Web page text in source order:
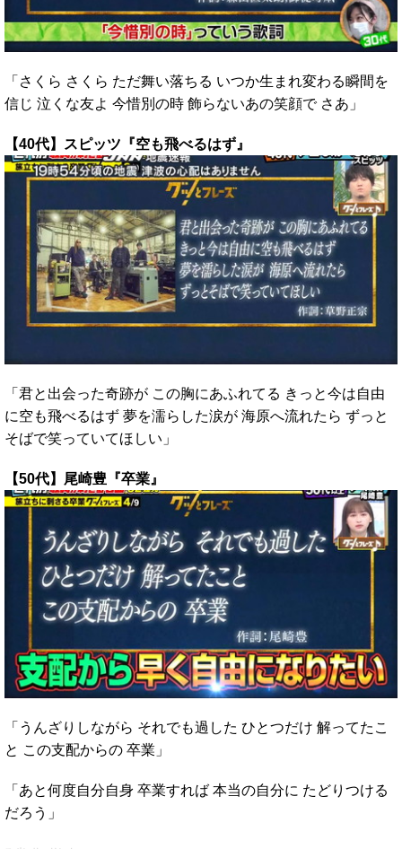
「さくら さくら ただ舞い落ちる いつか生まれ変わる瞬間を
信じ 泣くな友よ 今惜別の時 飾らないあの笑顔で さあ」
【40代】スピッツ『空も飛べるはず』
「君と出会った奇跡が この胸にあふれてる きっと今は自由
に空も飛べるはず 夢を濡らした涙が 海原へ流れたら ずっと
そばで笑っていてほしい」
【50代】尾崎豊『卒業』
「うんざりしながら それでも過した ひとつだけ 解ってたこ
と この支配からの 卒業」
「あと何度自分自身 卒業すれば 本当の自分に たどりつける
だろう」